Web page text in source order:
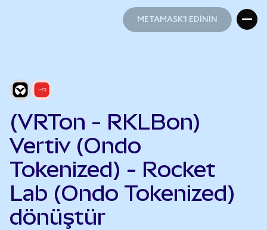
METAMASK'I EDİNİN
(VRTon - RKLBon)
Vertiv (Ondo
Tokenized) - Rocket
Lab (Ondo Tokenized)
dönüştür